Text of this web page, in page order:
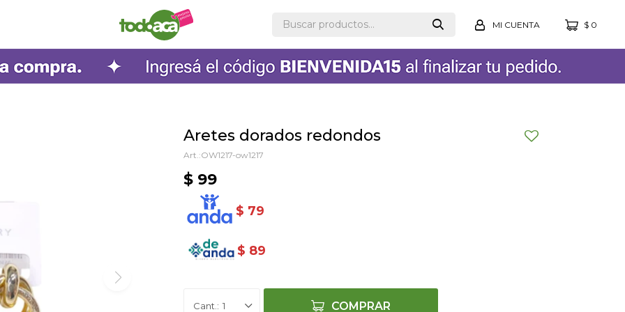
$ 0
Aretes dorados redondos
OW1217-ow1217
$ 99
$ 79
$ 89
1 COMPRAR